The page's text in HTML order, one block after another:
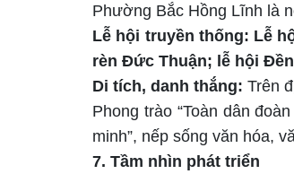
Phường Bắc Hồng Lĩnh là
Lễ hội truyền thống: Lễ
rèn Đức Thuận; lễ hội
Di tích, danh thắng: Trên
Phong trào “Toàn dân
minh”, nếp sống văn hóa,
7. Tầm nhìn phát triển